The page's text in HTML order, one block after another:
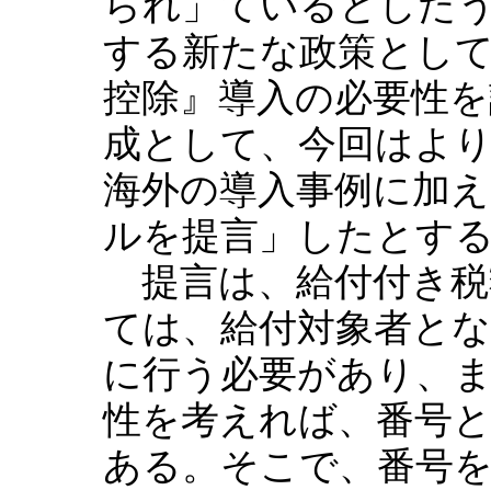
する新たな政策とし
控除』導入の必要性
成として、今回はよ
海外の導入事例に加
ルを提言」したとす
提言は、給付付き
ては、給付対象者と
に行う必要があり、
性を考えれば、番号
ある。そこで、番号